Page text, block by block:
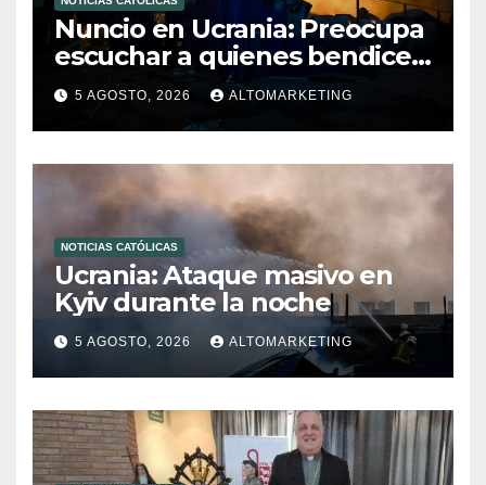
Nuncio en Ucrania: Preocupa
escuchar a quienes bendicen
la guerra
5 AGOSTO, 2026 ALTOMARKETING
NOTICIAS CATÓLICAS
Ucrania: Ataque masivo en
Kyiv durante la noche
5 AGOSTO, 2026 ALTOMARKETING